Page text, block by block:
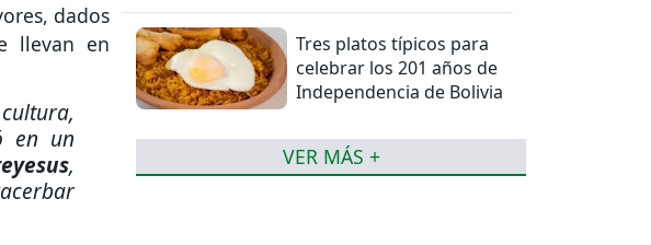
dados
llevan en
en un
,
Tres platos típicos para
celebrar los 201 años de
Independencia de Bolivia
VER MÁS +